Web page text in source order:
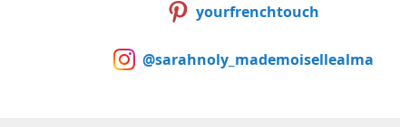
yourfrenchtouch
@sarahnoly_mademoisellealma